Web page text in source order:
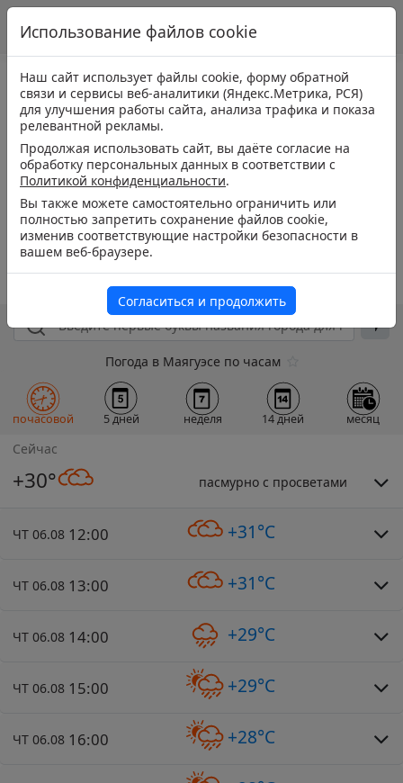
Погода в Маягуэсе по часам
почасовой 5 дней неделя 14 дней месяц
Сейчас
+30° пасмурно с просветами
ЧТ 06.08 12:00 +31°C
ЧТ 06.08 13:00 +31°C
ЧТ 06.08 14:00 +29°C
ЧТ 06.08 15:00 +29°C
ЧТ 06.08 16:00 +28°C
Использование файлов cookie
Наш сайт использует файлы cookie, форму обратной
связи и сервисы веб-аналитики (Яндекс.Метрика, РСЯ)
для улучшения работы сайта, анализа трафика и показа
релевантной рекламы.
Продолжая использовать сайт, вы даёте согласие на
обработку персональных данных в соответствии с
Политикой конфиденциальности.
Вы также можете самостоятельно ограничить или
полностью запретить сохранение файлов cookie,
изменив соответствующие настройки безопасности в
вашем веб-браузере.
Согласиться и продолжить